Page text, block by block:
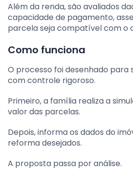
Além da renda, são avaliados
capacidade de pagamento,
parcela seja compatível com o
Como funciona
O processo foi desenhado para
com controle rigoroso.
Primeiro, a família realiza a
valor das parcelas.
Depois, informa os dados do
reforma desejados.
A proposta passa por análise.